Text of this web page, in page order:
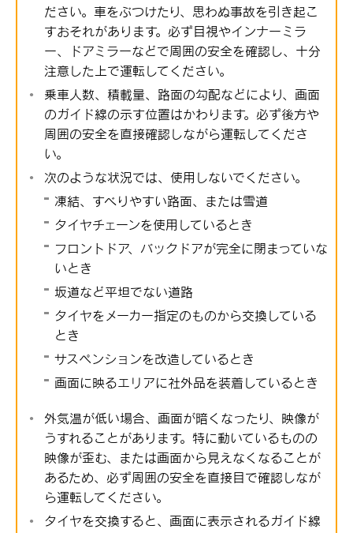
ださい。車をぶつけたり、思わぬ事故を引き起こ
すおそれがあります。必ず目視やインナーミラ
ー、ドアミラーなどで周囲の安全を確認し、十分
注意した上で運転してください。
乗車人数、積載量、路面の勾配などにより、画面
のガイド線の示す位置はかわります。必ず後方や
周囲の安全を直接確認しながら運転してくださ
い。
次のような状況では、使用しないでください。
凍結、すべりやすい路面、または雪道
タイヤチェーンを使用しているとき
フロントドア、バックドアが完全に閉まっていな
いとき
坂道など平坦でない道路
タイヤをメーカー指定のものから交換している
とき
サスペンションを改造しているとき
画面に映るエリアに社外品を装着しているとき
外気温が低い場合、画面が暗くなったり、映像が
うすれることがあります。特に動いているものの
映像が歪む、または画面から見えなくなることが
あるため、必ず周囲の安全を直接目で確認しなが
ら運転してください。
タイヤを交換すると、画面に表示されるガイド線